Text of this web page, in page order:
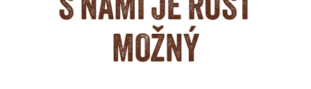
MOŽNÝ